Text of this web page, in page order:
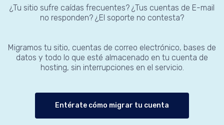
¿Tu sitio sufre caídas frecuentes? ¿Tus cuentas de E-mail
no responden? ¿El soporte no contesta?
Migramos tu sitio, cuentas de correo electrónico, bases de
datos y todo lo que esté almacenado en tu cuenta de
hosting, sin interrupciones en el servicio.
Entérate cómo migrar tu cuenta